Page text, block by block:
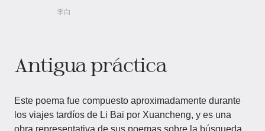
李白
Antigua práctica
Este poema fue compuesto aproximadamente durante
los viajes tardíos de Li Bai por Xuancheng, y es una
obra representativa de sus poemas sobre la búsqueda